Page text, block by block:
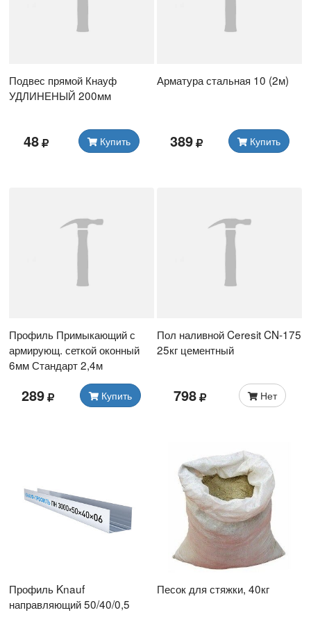
Подвес прямой Кнауф
УДЛИНЕНЫЙ 200мм
48 Купить
Арматура стальная 10 (2м)
389 Купить
Профиль Примыкающий с
армирующ. сеткой оконный
6мм Стандарт 2,4м
289 Купить
Пол наливной Ceresit CN-175
25кг цементный
798 Нет
Профиль Knauf
направляющий 50/40/0,5
Песок для стяжки, 40кг